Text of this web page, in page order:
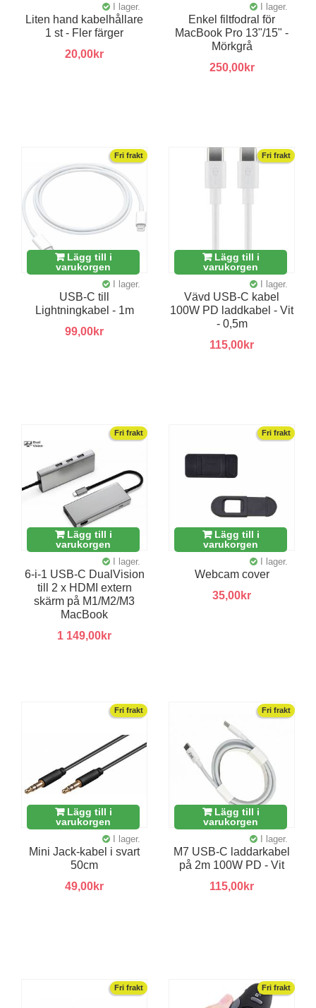
I lager.
Liten hand kabelhållare
1 st - Fler färger
20,00kr
I lager.
Enkel filtfodral för
MacBook Pro 13"/15" -
Mörkgrå
250,00kr
Fri frakt
Lägg till i
varukorgen
I lager.
USB-C till
Lightningkabel - 1m
99,00kr
Fri frakt
Lägg till i
varukorgen
I lager.
Vävd USB-C kabel
100W PD laddkabel - Vit
- 0,5m
115,00kr
Fri frakt
Lägg till i
varukorgen
I lager.
6-i-1 USB-C DualVision
till 2 x HDMI extern
skärm på M1/M2/M3
MacBook
1 149,00kr
Fri frakt
Lägg till i
varukorgen
I lager.
Webcam cover
35,00kr
Fri frakt
Lägg till i
varukorgen
I lager.
Mini Jack-kabel i svart
50cm
49,00kr
Fri frakt
Lägg till i
varukorgen
I lager.
M7 USB-C laddarkabel
på 2m 100W PD - Vit
115,00kr
Fri frakt Fri frakt